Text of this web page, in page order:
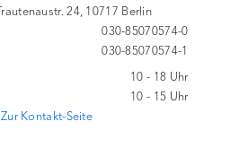
Trautenaustr. 24, 10717 Berlin
030-85070574-0
030-85070574-1
10 - 18 Uhr
10 - 15 Uhr
Zur Kontakt-Seite